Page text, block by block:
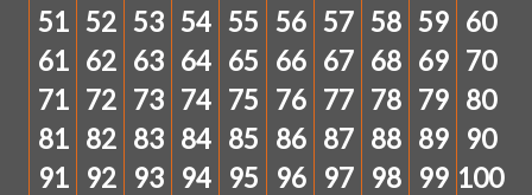
51 52 53 54 55 56 57 58 59 60
61 62 63 64 65 66 67 68 69 70
71 72 73 74 75 76 77 78 79 80
81 82 83 84 85 86 87 88 89
90
91
92 93 94 95 96 97 98 99 100